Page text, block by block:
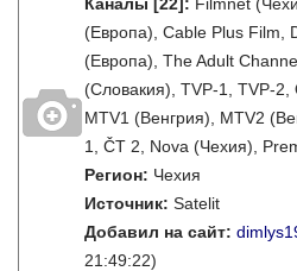
(Европа), Cable Plus Film,
(Европа), The Adult
(Словакия), TVP-1, TVP-2,
MTV1 (Венгрия), MTV2
1, ČT 2, Nova (Чехия),
Регион: Чехия
Источник: Satelit
Добавил на сайт:
21:49:22)